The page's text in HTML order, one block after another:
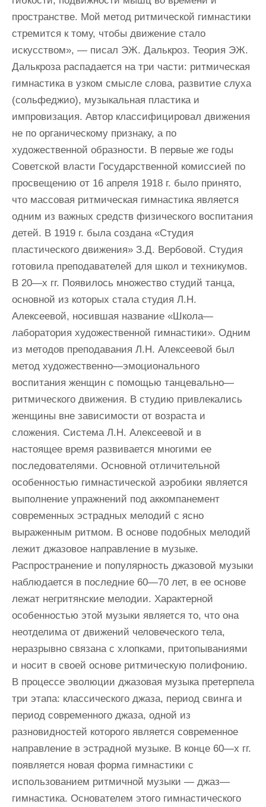
пространстве. Мой метод ритмической гимнастики
стремится к тому, чтобы движение стало
искусством», — писал ЭЖ. Далькроз. Теория ЭЖ.
Далькроза распадается на три части: ритмическая
гимнастика в узком смысле слова, развитие слуха
(сольфеджио), музыкальная пластика и
импровизация. Автор классифицировал движения
не по органическому признаку, а по
художественной образности. В первые же годы
Советской власти Государственной комиссией по
просвещению от 16 апреля 1918 г. было принято,
что массовая ритмическая гимнастика является
одним из важных средств физического воспитания
детей. В 1919 г. была создана «Студия
пластического движения» З.Д. Вербовой. Студия
готовила преподавателей для школ и техникумов.
В 20—х гг. Появилось множество студий танца,
основной из которых стала студия Л.Н.
Алексеевой, носившая название «Школа—
лаборатория художественной гимнастики». Одним
из методов преподавания Л.Н. Алексеевой был
метод художественно—эмоционального
воспитания женщин с помощью танцевально—
ритмического движения. В студию привлекались
женщины вне зависимости от возраста и
сложения. Система Л.Н. Алексеевой и в
настоящее время развивается многими ее
последователями. Основной отличительной
особенностью гимнастической аэробики является
выполнение упражнений под аккомпанемент
современных эстрадных мелодий с ясно
выраженным ритмом. В основе подобных мелодий
лежит джазовое направление в музыке.
Распространение и популярность джазовой музыки
наблюдается в последние 60—70 лет, в ее основе
лежат негритянские мелодии. Характерной
особенностью этой музыки является то, что она
неотделима от движений человеческого тела,
неразрывно связана с хлопками, притопываниями
и носит в своей основе ритмическую полифонию.
В процессе эволюции джазовая музыка претерпела
три этапа: классического джаза, период свинга и
период современного джаза, одной из
разновидностей которого является современное
направление в эстрадной музыке. В конце 60—х гг.
появляется новая форма гимнастики с
использованием ритмичной музыки — джаз—
гимнастика. Основателем этого гимнастического